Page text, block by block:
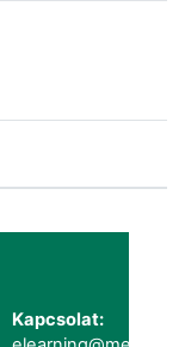
Kapcsolat: